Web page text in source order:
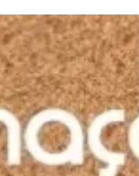
CACHAÇA POP-UP 2024」
評につき、今年で3回目の
は、カシャッサ愛好家はも
...